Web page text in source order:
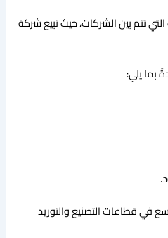
تتم بين الشركات، حيث تبيع شركة
في قطاعات التصنيع والتوريد